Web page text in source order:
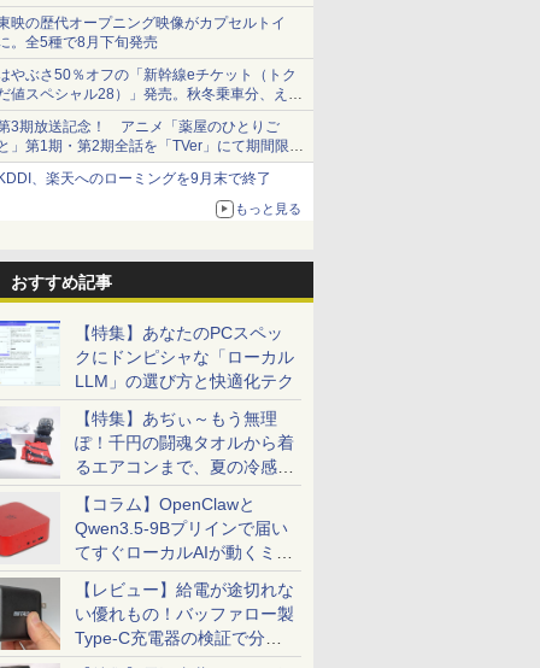
映の歴代オープニング映像がカプセルトイ
。全5種で8月下旬発売
やぶさ50％オフの「新幹線eチケット（トク
値スペシャル28）」発売。秋冬乗車分、えき
っと限定
3期放送記念！ アニメ「薬屋のひとりご
」第1期・第2期全話を「TVer」にて期間限定
順次無料配信開始
、楽天へのローミングを9月末で終了
もっと見る
おすすめ記事
【特集】あなたのPCスペッ
クにドンピシャな「ローカル
LLM」の選び方と快適化テク
【特集】あぢぃ～もう無理
ぽ！千円の闘魂タオルから着
るエアコンまで、夏の冷感グ
ッズ一挙紹介
【コラム】OpenClawと
Qwen3.5-9Bプリインで届い
てすぐローカルAIが動くミニ
PC「SER9 Pro」
【レビュー】給電が途切れな
い優れもの！バッファロー製
Type-C充電器の検証で分か
ったこと